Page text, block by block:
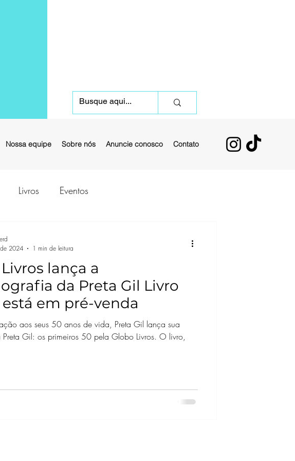
Nossa equipe Sobre nós Anuncie conosco Contato
Livros Eventos
lança a
da Preta Gil Livro
em pré-venda
aos seus 50 anos de vida, Preta Gil lança sua
Gil: os primeiros 50 pela Globo Livros. O livro,
2024
1 min de leitura